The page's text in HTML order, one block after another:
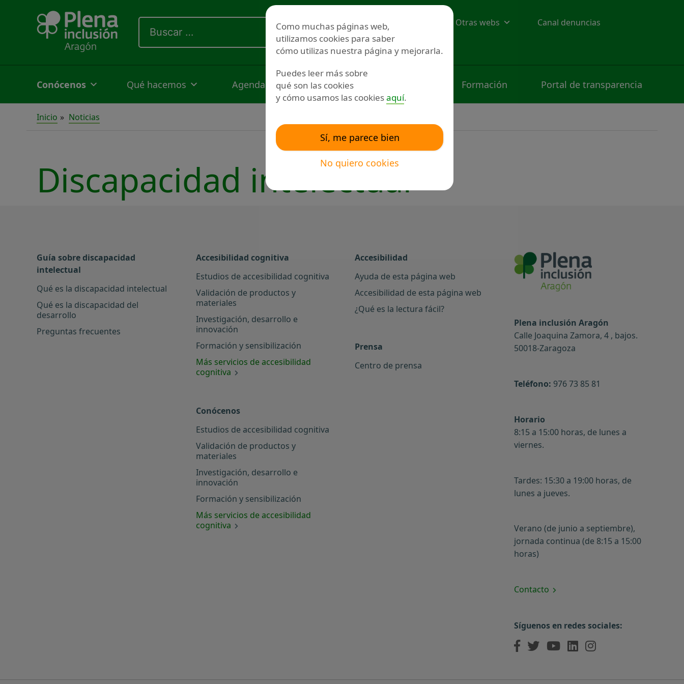
contenido
por:
Redes sociales Otras webs
Canal denuncias
Voluntariado
Conócenos Qué hacemos Agenda Noticias Formación Portal de transparencia
Inicio Noticias
Discapacidad intelectual
Guía sobre discapacidad
intelectual
Qué es la discapacidad intelectual
Qué es la discapacidad del
desarrollo
Preguntas frecuentes
Accesibilidad cognitiva
Estudios de accesibilidad cognitiva
Validación de productos y
materiales
Investigación, desarrollo e
innovación
Formación y sensibilización
Más servicios de accesibilidad
cognitiva
Conócenos
Estudios de accesibilidad cognitiva
Validación de productos y
materiales
Investigación, desarrollo e
innovación
Formación y sensibilización
Más servicios de accesibilidad
cognitiva
Accesibilidad
Ayuda de esta página web
Accesibilidad de esta página web
¿Qué es la lectura fácil?
Prensa
Centro de prensa
Plena inclusión Aragón
Calle Joaquina Zamora, 4 , bajos.
50018-Zaragoza
Teléfono: 976 73 85 81
Horario
8:15 a 15:00 horas, de lunes a
viernes.
Tardes: 15:30 a 19:00 horas, de
lunes a jueves.
Verano (de junio a septiembre),
jornada continua (de 8:15 a 15:00
horas)
Contacto
Síguenos en redes sociales:
Como muchas páginas web,
utilizamos cookies para saber
cómo utilizas nuestra página y mejorarla.
Puedes leer más sobre
qué son las cookies
y cómo usamos las cookiesaquí.
Sí, me parece bien
No quiero cookies